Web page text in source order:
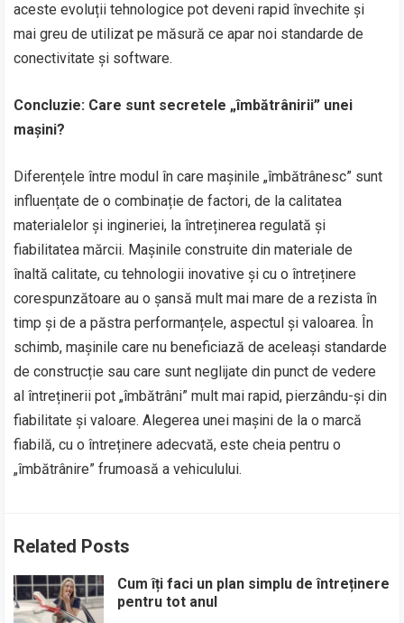
aceste evoluții tehnologice pot deveni rapid învechite și
mai greu de utilizat pe măsură ce apar noi standarde de
conectivitate și software.
Concluzie: Care sunt secretele „îmbătrânirii” unei
mașini?
Diferențele între modul în care mașinile „îmbătrânesc” sunt
influențate de o combinație de factori, de la calitatea
materialelor și ingineriei, la întreținerea regulată și
fiabilitatea mărcii. Mașinile construite din materiale de
înaltă calitate, cu tehnologii inovative și cu o întreținere
corespunzătoare au o șansă mult mai mare de a rezista în
timp și de a păstra performanțele, aspectul și valoarea. În
schimb, mașinile care nu beneficiază de aceleași standarde
de construcție sau care sunt neglijate din punct de vedere
al întreținerii pot „îmbătrâni” mult mai rapid, pierzându-și din
fiabilitate și valoare. Alegerea unei mașini de la o marcă
fiabilă, cu o întreținere adecvată, este cheia pentru o
„îmbătrânire” frumoasă a vehiculului.
Related Posts
Cum îți faci un plan simplu de întreținere
pentru tot anul